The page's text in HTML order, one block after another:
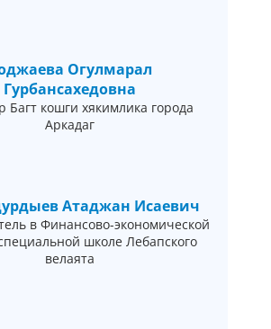
Огулмарал
Гурбансахедовна
Багт кошги хякимлика города
Аркадаг
Атаджан Исаевич
в Финансово-экономической
школе Лебапского
велаята